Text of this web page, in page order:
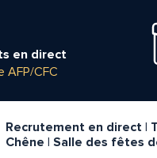
en direct
AFP/CFC
Recrutement en direct |
Chêne | Salle des fêtes
pertinence de cette